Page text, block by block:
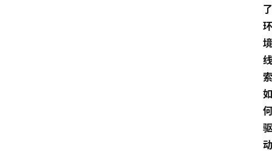
了
环
境
线
索
如
何
驱
动